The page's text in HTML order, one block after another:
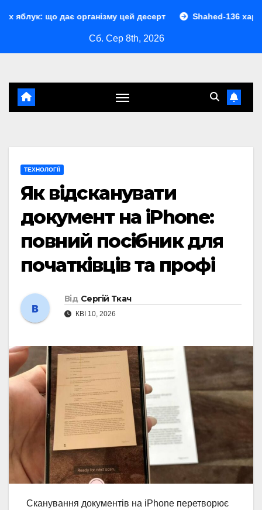
організму цей десерт Shahed-136 характеристики:
Сб. Сер 8th, 2026
ТЕХНОЛОГІЇ
Як відсканувати
документ на iPhone:
повний посібник для
початківців та профі
Від Сергій Ткач
КВІ 10, 2026
Сканування документів на iPhone перетворює